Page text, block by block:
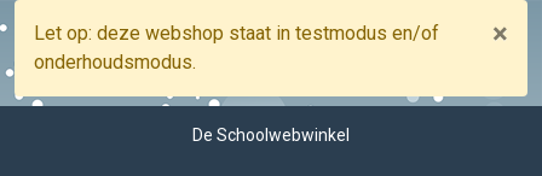
×
Let op: deze webshop staat in testmodus en/of
onderhoudsmodus.
De Schoolwebwinkel